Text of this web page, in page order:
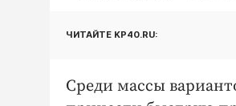
ЧИТАЙТЕ KP40.RU:
Среди массы